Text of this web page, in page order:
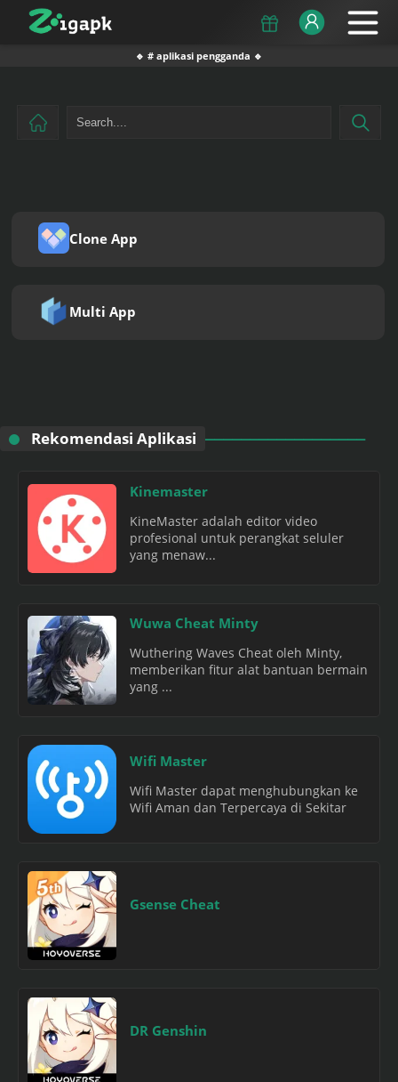
🔹 # aplikasi pengganda 🔹
Clone App
Multi App
Rekomendasi Aplikasi
Kinemaster
KineMaster adalah editor video
profesional untuk perangkat seluler
yang menaw...
Wuwa Cheat Minty
Wuthering Waves Cheat oleh Minty,
memberikan fitur alat bantuan bermain
yang ...
Wifi Master
Wifi Master dapat menghubungkan ke
Wifi Aman dan Terpercaya di Sekitar
Gsense Cheat
DR Genshin